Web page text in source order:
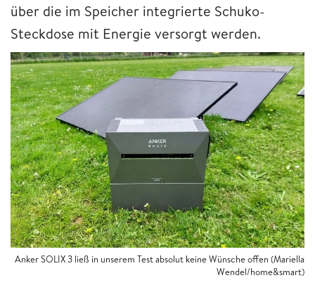
über die im Speicher integrierte Schuko-
Steckdose mit Energie versorgt werden.
Anker SOLIX 3 ließ in unserem Test absolut keine Wünsche offen (Mariella
Wendel/home&smart)